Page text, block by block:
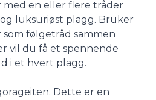
med en eller flere tråder
luksuriøst plagg. Bruker
følgetråd sammen
vil du få et spennende
i et hvert plagg.
Dette er en